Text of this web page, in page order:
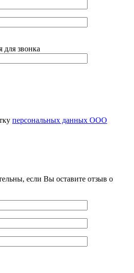
для звонка
персональных данных ООО
если Вы оставите отзыв о